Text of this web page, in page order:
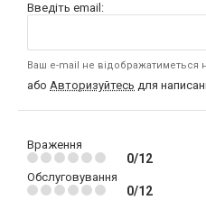
Введіть email:
Ваш e-mail не відображатиметься
або Авторизуйтесь для
Враження
0/12
Обслуговування
0/12